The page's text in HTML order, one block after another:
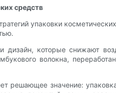
средств
упаковки
дизайн, которые снижают
волокна,
решающее значение: